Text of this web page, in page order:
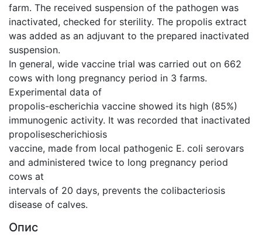
farm. The received suspension of the pathogen was
inactivated, checked for sterility. The propolis extract
was added as an adjuvant to the prepared inactivated
suspension.
In general, wide vaccine trial was carried out on 662
cows with long pregnancy period in 3 farms.
Experimental data of
propolis-escherichia vaccine showed its high (85%)
immunogenic activity. It was recorded that inactivated
propolisescherichiosis
vaccine, made from local pathogenic E. coli serovars
and administered twice to long pregnancy period
cows at
intervals of 20 days, prevents the colibacteriosis
disease of calves.
Опис